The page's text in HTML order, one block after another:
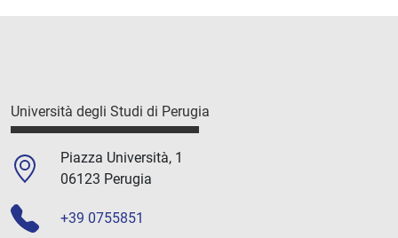
Università degli Studi di Perugia
Piazza Università, 1
06123 Perugia
+39 0755851